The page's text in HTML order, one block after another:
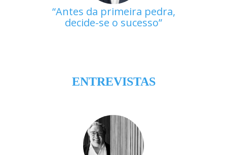
Antes da primeira pedra,
decide-se o sucesso
ENTREVISTAS